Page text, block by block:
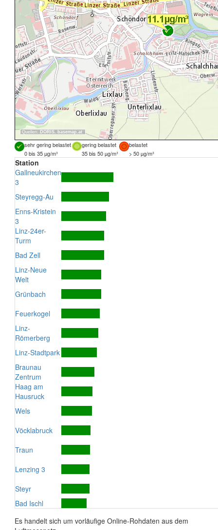
Quellen: DORIS, basemap.at
sehr gering belastet gering belastet
belastet
0 bis 35 µg/m³
35 bis 50 µg/m³ > 50 µg/m³
Station
Gallneukirchen
3
Steyregg-Au
Enns-Kristein
3
Linz-24er-
Turm
Bad Zell
Linz-Neue
Welt
Grünbach
Feuerkogel
Linz-
Römerberg
Linz-Stadtpark
Braunau
Zentrum
Haag am
Hausruck
Wels
Vöcklabruck
Traun
Lenzing 3
Steyr
Bad Ischl
Es handelt sich um vorläufige Online-Rohdaten aus dem